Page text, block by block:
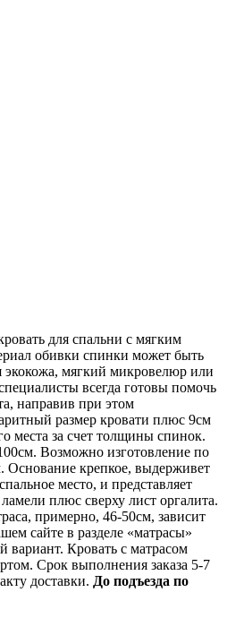
для спальни с мягким
обивки спинки может быть
экокожа, мягкий микровелюр или
всегда готовы помочь
направив при этом
размер кровати плюс 9см
места за счет толщины спинок.
Возможно изготовление по
Основание крепкое, выдерживет
место, и представляет
плюс сверху лист оргалита.
примерно, 46-50см, зависит
сайте в разделе «матрасы»
Кровать с матрасом
Срок выполнения заказа 5-7
доставки. До подъезда по